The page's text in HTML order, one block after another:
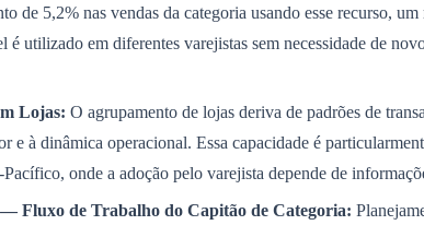
de 5,2% nas vendas da categoria usando esse recurso,
utilizado em diferentes varejistas sem necessidade de
Lojas: O agrupamento de lojas deriva de padrões de
e à dinâmica operacional. Essa capacidade é
onde a adoção pelo varejista depende de
— Fluxo de Trabalho do Capitão de Categoria: